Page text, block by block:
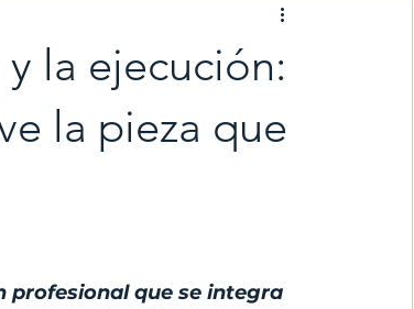
la ejecución:
la pieza que
profesional que se integra